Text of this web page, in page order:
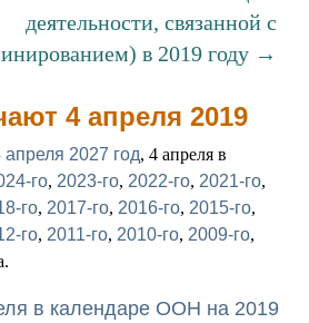
деятельности, связанной с
в 2019 году →
4 апреля 2019
апреля 2027 год, 4 апреля в
го, 2023-го, 2022-го, 2021-го,
го, 2017-го, 2016-го, 2015-го,
го, 2011-го, 2010-го, 2009-го,
в календаре ООН на 2019